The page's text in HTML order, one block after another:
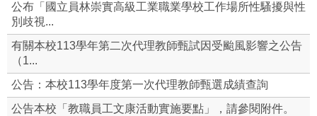
本校常用資料
本校規則
修訂本校教職員工文康活動實施要點
福利專區(含特約商店)
公布「國立員林崇實高級工業職業學校工作場所性騷擾與性
別歧視...
有關本校113學年第二次代理教師甄試因受颱風影響之公告
（1...
公告：本校113學年度第一次代理教師甄選成績查詢
公告本校「教職員工文康活動實施要點」，請參閱附件。